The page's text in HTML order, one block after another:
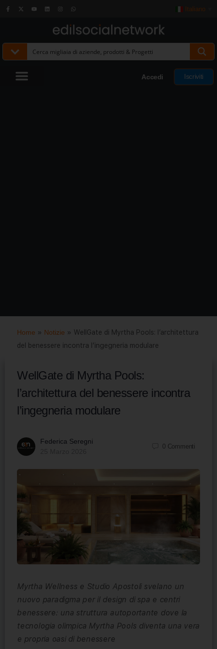
Italiano
Accedi Iscriviti
Home » Notizie » WellGate di Myrtha Pools: l’architettura
del benessere incontra l’ingegneria modulare
WellGate di Myrtha Pools:
l’architettura del benessere incontra
l’ingegneria modulare
Federica Seregni
0 Commenti
Myrtha Wellness e Studio Apostoli svelano un
nuovo paradigma per il design di spa e centri
benessere: una struttura autoportante dove la
tecnologia olimpica Myrtha Pools diventa una vera
e propria oasi di benessere